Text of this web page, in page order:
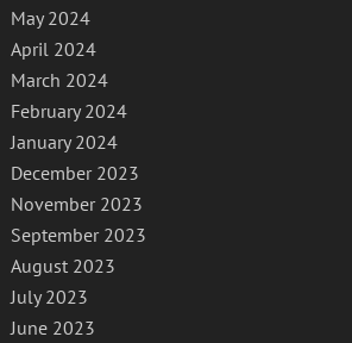
May 2024
April 2024
March 2024
February 2024
January 2024
December 2023
November 2023
September 2023
August 2023
July 2023
June 2023